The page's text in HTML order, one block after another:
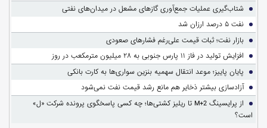
شتاب‌گیری عملیات جمع‌آوری گازهای مشعل در میدان‌های نفتی
نفت ۵ درصد ارزان شد
بازار نفت؛ ثبات قیمت علی‌رغم فشارهای صعودی
افزایش تولید در فاز ۱۱ پارس جنوبی به ۲۸ میلیون مترمکعب در روز
پایان پاییز؛ موعد انتقال سهمیه بنزین سواری‌ها به کارت بانکی
آزادسازی بیشتر ذخایر هم مانع رشد قیمت نفت نمی‌شود
از پرایسینگ M+2 تا ریلیز کشتی‌ها؛ چه کسی پاسخگوی پرونده شرکت «ل»
است؟